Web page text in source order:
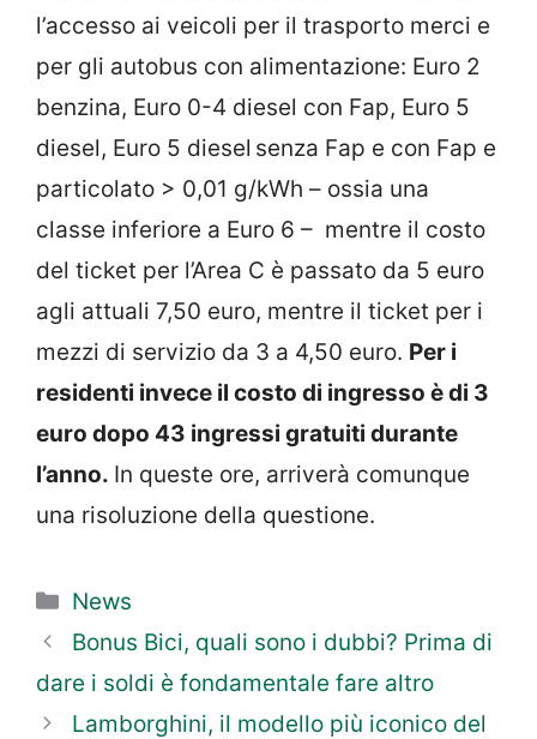
l’accesso ai veicoli per il trasporto merci e
per gli autobus con alimentazione: Euro 2
benzina, Euro 0-4 diesel con Fap, Euro 5
diesel, Euro 5 diesel senza Fap e con Fap e
particolato > 0,01 g/kWh – ossia una
classe inferiore a Euro 6 – mentre il costo
del ticket per l’Area C è passato da 5 euro
agli attuali 7,50 euro, mentre il ticket per i
mezzi di servizio da 3 a 4,50 euro. Per i
residenti invece il costo di ingresso è di 3
euro dopo 43 ingressi gratuiti durante
l’anno. In queste ore, arriverà comunque
una risoluzione della questione.
Categorie
News
Bonus Bici, quali sono i dubbi? Prima di
dare i soldi è fondamentale fare altro
Lamborghini, il modello più iconico del